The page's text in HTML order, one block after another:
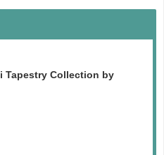
Tapestry Collection by